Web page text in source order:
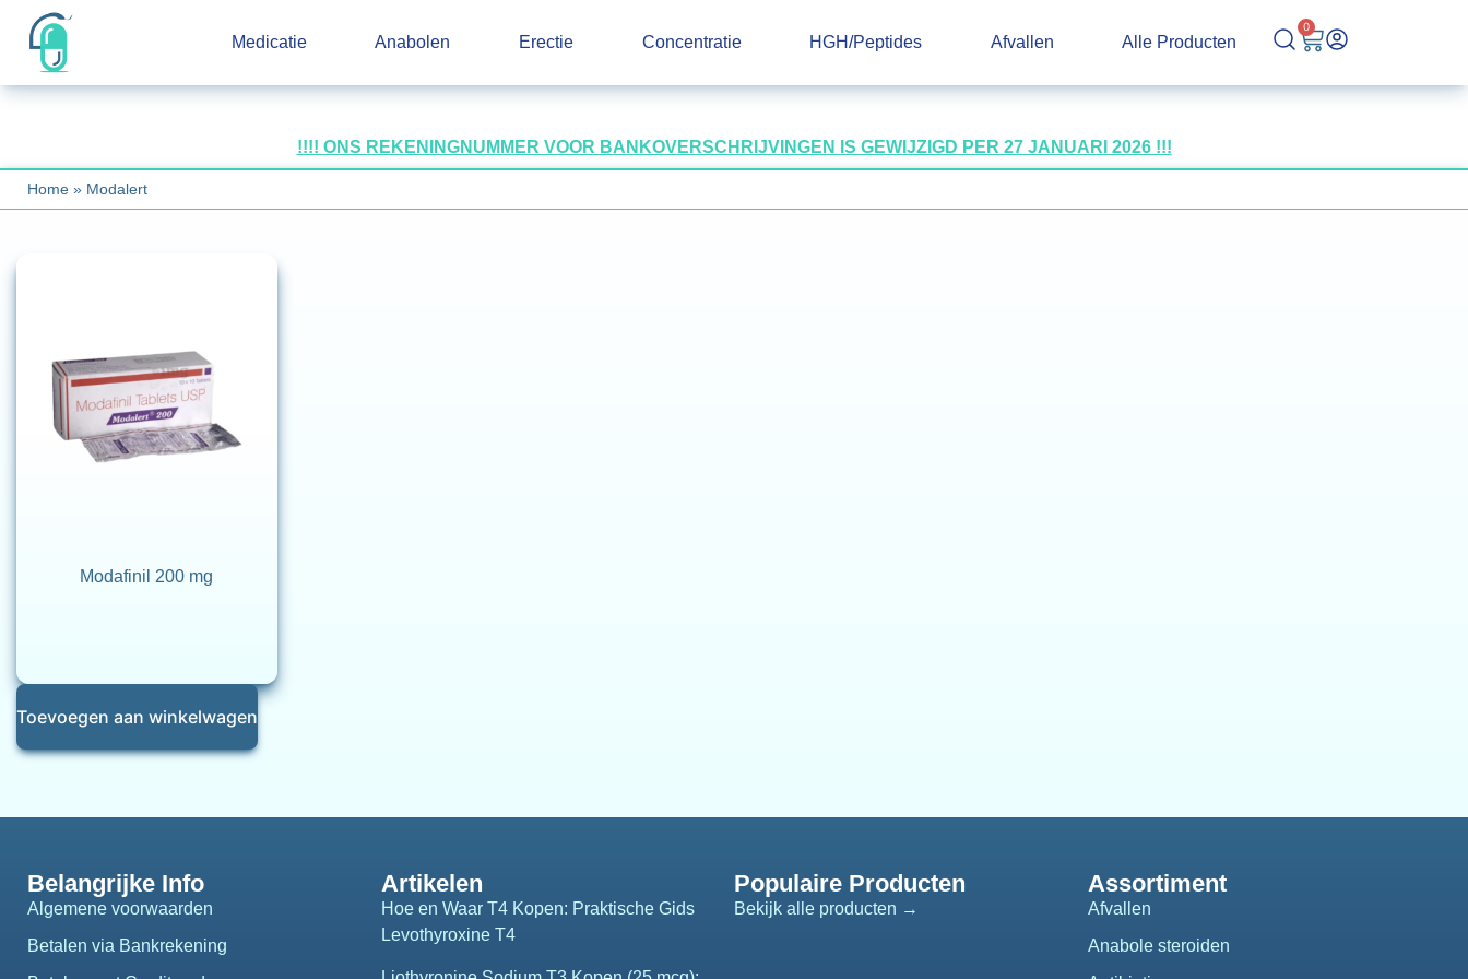
Medicatie Anabolen Erectie Concentratie HGH/Peptides Afvallen Alle Producten
0
!!!! ONS REKENINGNUMMER VOOR BANKOVERSCHRIJVINGEN IS GEWIJZIGD PER 27 JANUARI 2026 !!!
Home » Modalert
Modafinil 200 mg
Toevoegen aan winkelwagen
Belangrijke Info
Algemene voorwaarden
Betalen via Bankrekening
Artikelen
Hoe en Waar T4 Kopen: Praktische Gids
Levothyroxine T4
Populaire Producten
Bekijk alle producten →
Assortiment
Afvallen
Anabole steroiden